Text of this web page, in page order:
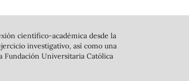
cientìfico-académica desde la
investigativo, así como una
Fundación Universitaria Católica